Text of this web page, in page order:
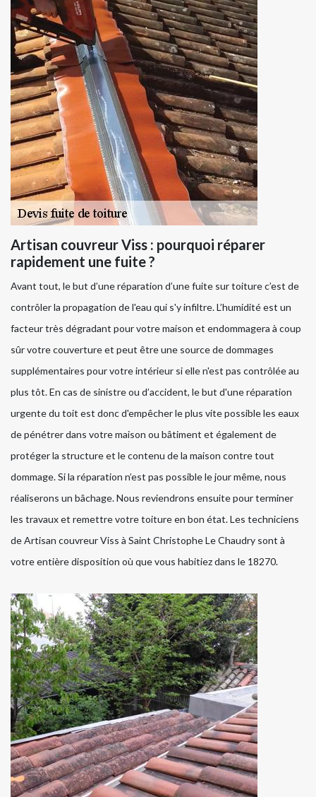
Artisan couvreur Viss : pourquoi réparer
rapidement une fuite ?
Avant tout, le but d’une réparation d’une fuite sur toiture c’est de
contrôler la propagation de l'eau qui s'y infiltre. L’humidité est un
facteur très dégradant pour votre maison et endommagera à coup
sûr votre couverture et peut être une source de dommages
supplémentaires pour votre intérieur si elle n'est pas contrôlée au
plus tôt. En cas de sinistre ou d’accident, le but d'une réparation
urgente du toit est donc d'empêcher le plus vite possible les eaux
de pénétrer dans votre maison ou bâtiment et également de
protéger la structure et le contenu de la maison contre tout
dommage. Si la réparation n’est pas possible le jour même, nous
réaliserons un bâchage. Nous reviendrons ensuite pour terminer
les travaux et remettre votre toiture en bon état. Les techniciens
de Artisan couvreur Viss à Saint Christophe Le Chaudry sont à
votre entière disposition où que vous habitiez dans le 18270.